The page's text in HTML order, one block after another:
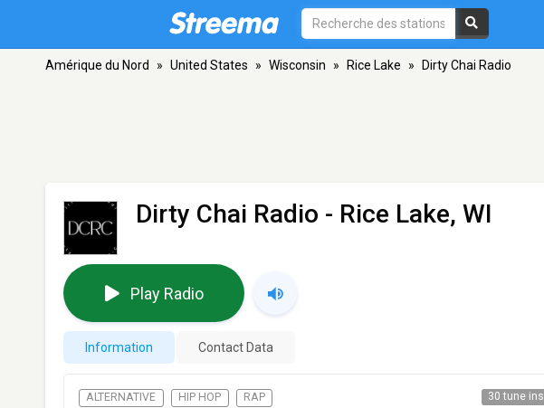
Amérique du Nord » United States » Wisconsin » Rice Lake » Dirty Chai Radio
Dirty Chai Radio - Rice Lake, WI
Play Radio
Information Contact Data
ALTERNATIVE HIP HOP RAP 30 tune ins